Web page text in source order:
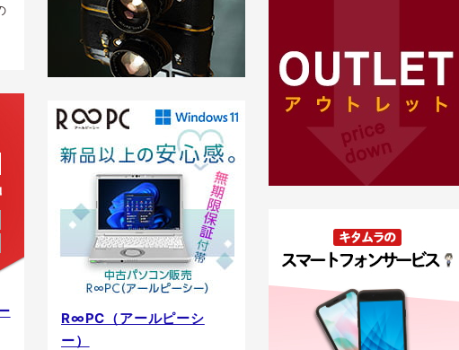
R∞PC（アールピーシ
ー）